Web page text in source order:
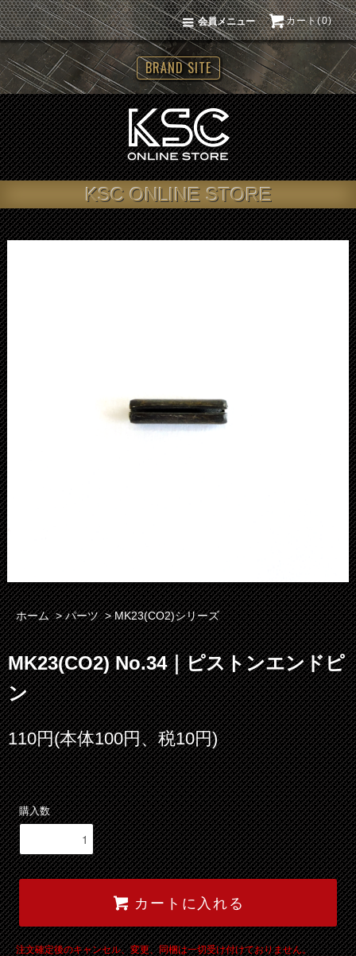
カート(0)
会員メニュー
BRAND SITE
KSC ONLINE STORE
ホーム >パーツ >MK23(CO2)シリーズ
MK23(CO2) No.34｜ピストンエンドピ
ン
110円(本体100円、税10円)
購入数
カートに入れる
注文確定後のキャンセル、変更、同梱は一切受け付けておりません。